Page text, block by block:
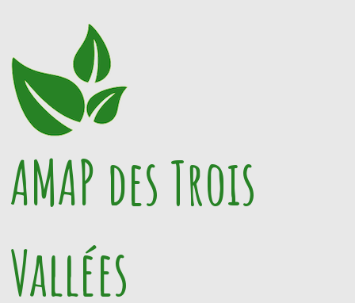
AMAP des Trois
Vallées